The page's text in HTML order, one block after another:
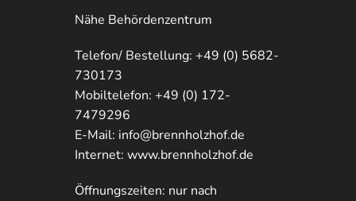
Nähe Behördenzentrum
Telefon/ Bestellung: +49 (0) 5682-
730173
Mobiltelefon: +49 (0) 172-
7479296
E-Mail: info@brennholzhof.de
Internet: www.brennholzhof.de
Öffnungszeiten: nur nach